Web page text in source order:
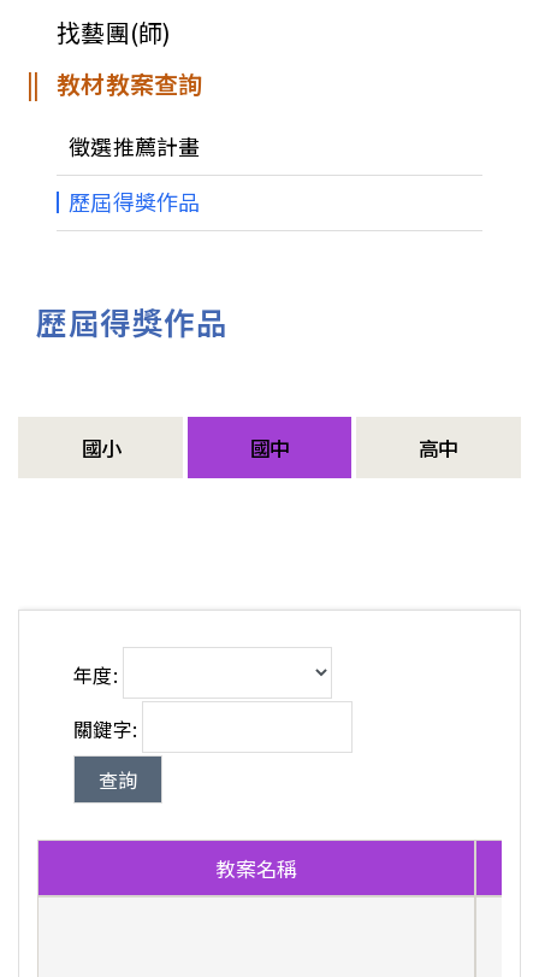
找藝團(師)
教材教案查詢
徵選推薦計畫
歷屆得獎作品
歷屆得獎作品
國小 國中
年度:
關鍵字:
教案名稱
高中